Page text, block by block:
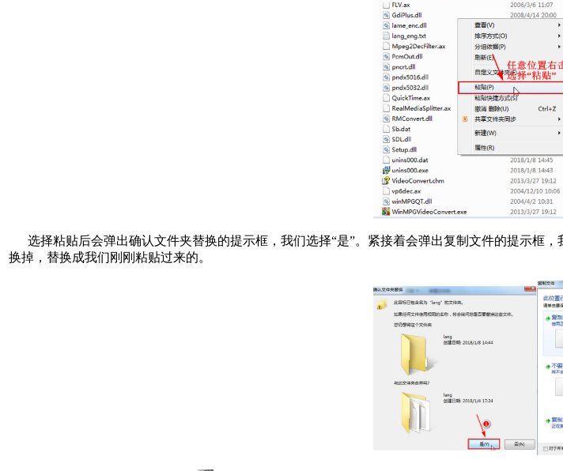
选择粘贴后会弹出确认文件夹替换的提示框，我们选择“是”。紧接着会弹出复制文件的提示框
换掉，替换成我们刚刚粘贴过来的。